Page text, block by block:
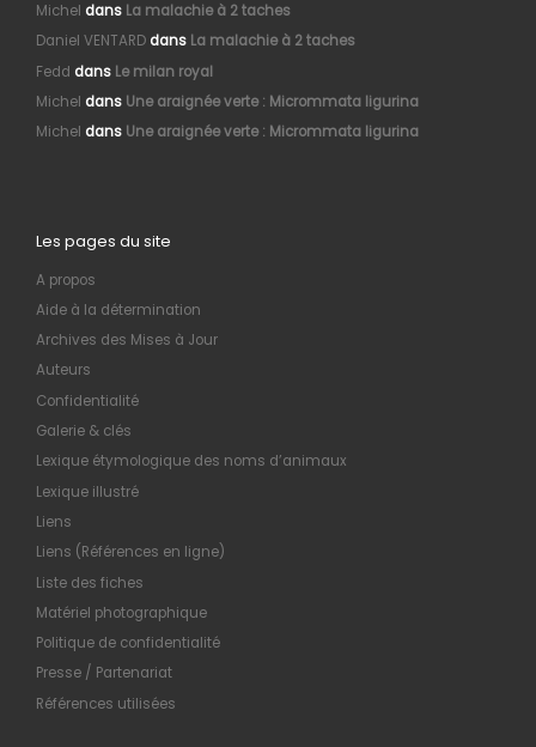
Michel dans La malachie à 2 taches
Daniel VENTARDdans La malachie à 2 taches
Fedd dans Le milan royal
Michel dans Une araignée verte : Micrommata ligurina
Michel dans Une araignée verte : Micrommata ligurina
Les pages du site
A propos
Aide à la détermination
Archives des Mises à Jour
Auteurs
Confidentialité
Galerie & clés
Lexique étymologique des noms d’animaux
Lexique illustré
Liens
Liens (Références en ligne)
Liste des fiches
Matériel photographique
Politique de confidentialité
Presse / Partenariat
Références utilisées